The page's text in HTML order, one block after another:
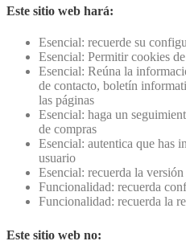
Este sitio web hará:
Esencial: recuerde su
Esencial: Permitir cookies
Esencial: Reúna la
de contacto, boletín
las páginas
Esencial: haga un
de compras
Esencial: autentica que has
usuario
Esencial: recuerda la
Funcionalidad: recuerda
Funcionalidad: recuerda la
Este sitio web no: